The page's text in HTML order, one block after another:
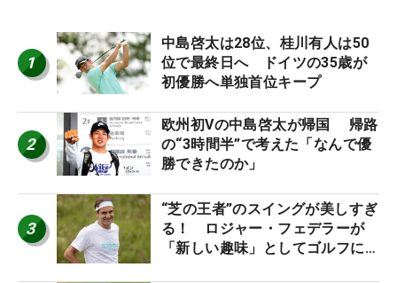
1
中島啓太は28位、桂川有人は50
位で最終日へ ドイツの35歳が
初優勝へ単独首位キープ
2
欧州初Vの中島啓太が帰国 帰路
の“3時間半”で考えた「なんで優
勝できたのか」
3
“芝の王者”のスイングが美しすぎ
る！ ロジャー・フェデラーが
「新しい趣味」としてゴルフに挑